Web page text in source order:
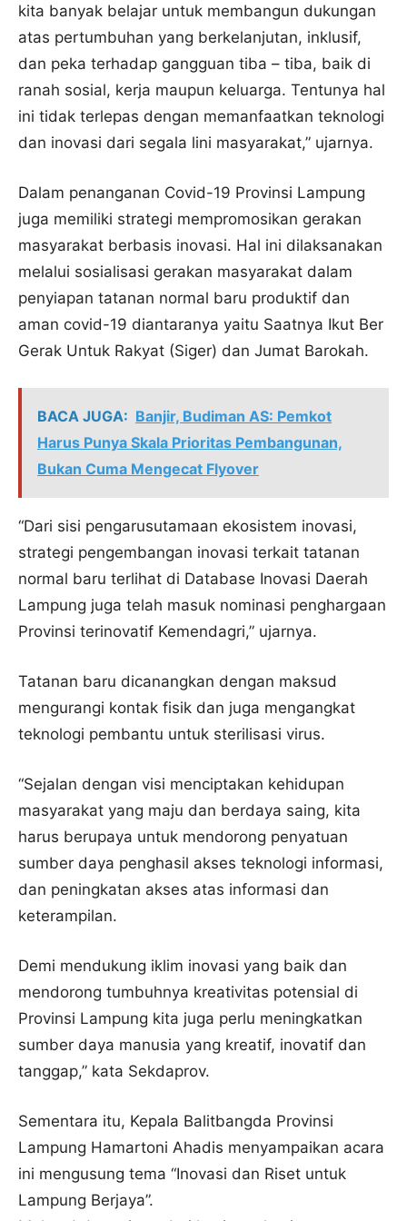
kita banyak belajar untuk membangun dukungan
atas pertumbuhan yang berkelanjutan, inklusif,
dan peka terhadap gangguan tiba – tiba, baik di
ranah sosial, kerja maupun keluarga. Tentunya hal
ini tidak terlepas dengan memanfaatkan teknologi
dan inovasi dari segala lini masyarakat,” ujarnya.
Dalam penanganan Covid-19 Provinsi Lampung
juga memiliki strategi mempromosikan gerakan
masyarakat berbasis inovasi. Hal ini dilaksanakan
melalui sosialisasi gerakan masyarakat dalam
penyiapan tatanan normal baru produktif dan
aman covid-19 diantaranya yaitu Saatnya Ikut Ber
Gerak Untuk Rakyat (Siger) dan Jumat Barokah.
BACA JUGA: Banjir, Budiman AS: Pemkot
Harus Punya Skala Prioritas Pembangunan,
Bukan Cuma Mengecat Flyover
“Dari sisi pengarusutamaan ekosistem inovasi,
strategi pengembangan inovasi terkait tatanan
normal baru terlihat di Database Inovasi Daerah
Lampung juga telah masuk nominasi penghargaan
Provinsi terinovatif Kemendagri,” ujarnya.
Tatanan baru dicanangkan dengan maksud
mengurangi kontak fisik dan juga mengangkat
teknologi pembantu untuk sterilisasi virus.
“Sejalan dengan visi menciptakan kehidupan
masyarakat yang maju dan berdaya saing, kita
harus berupaya untuk mendorong penyatuan
sumber daya penghasil akses teknologi informasi,
dan peningkatan akses atas informasi dan
keterampilan.
Demi mendukung iklim inovasi yang baik dan
mendorong tumbuhnya kreativitas potensial di
Provinsi Lampung kita juga perlu meningkatkan
sumber daya manusia yang kreatif, inovatif dan
tanggap,” kata Sekdaprov.
Sementara itu, Kepala Balitbangda Provinsi
Lampung Hamartoni Ahadis menyampaikan acara
ini mengusung tema “Inovasi dan Riset untuk
Lampung Berjaya”.